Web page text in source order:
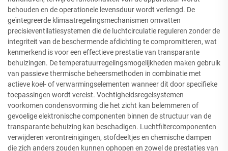
behouden en de operationele levensduur wordt verlengd. De
geïntegreerde klimaatregelingsmechanismen omvatten
precisieventilatiesystemen die de luchtcirculatie reguleren zonder de
integriteit van de beschermende afdichting te compromitteren, wat
kenmerkend is voor een effectieve prestatie van transparante
behuizingen. De temperatuurregelingsmogelijkheden maken gebruik
van passieve thermische beheersmethoden in combinatie met
actieve koel- of verwarmingselementen wanneer dit door specifieke
toepassingen wordt vereist. Vochtigheidsregelsystemen
voorkomen condensvorming die het zicht kan belemmeren of
gevoelige elektronische componenten binnen de structuur van de
transparante behuizing kan beschadigen. Luchtfiltercomponenten
verwijderen verontreinigingen, stofdeeltjes en chemische dampen
die zich anders zouden kunnen ophopen en zowel de prestaties van